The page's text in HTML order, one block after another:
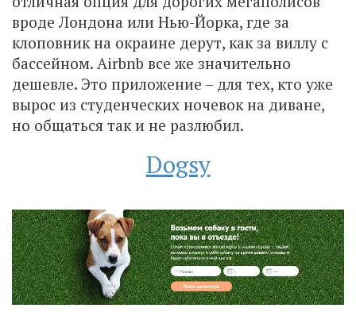
вроде Лондона или Нью-Йорка, где за
клоповник на окраине дерут, как за виллу с
бассейном. Airbnb все же значительно
дешевле. Это приложение – для тех, кто уже
вырос из студенческих ночевок на диване,
но общаться так и не разлюбил.
Dogsy